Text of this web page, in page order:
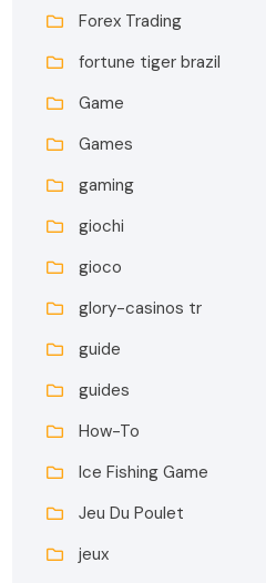
Forex Trading
fortune tiger brazil
Game
Games
gaming
giochi
gioco
glory-casinos tr
guide
guides
How-To
Ice Fishing Game
Jeu Du Poulet
jeux